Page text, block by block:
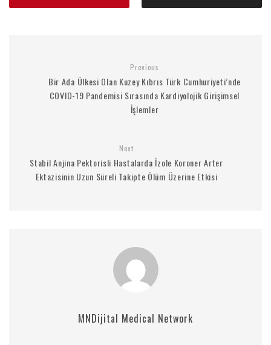
Previous
Bir Ada Ülkesi Olan Kuzey Kıbrıs Türk Cumhuriyeti’nde
COVID-19 Pandemisi Sırasında Kardiyolojik Girişimsel
İşlemler
Next
Stabil Anjina Pektorisli Hastalarda İzole Koroner Arter
Ektazisinin Uzun Süreli Takipte Ölüm Üzerine Etkisi
MNDijital Medical Network